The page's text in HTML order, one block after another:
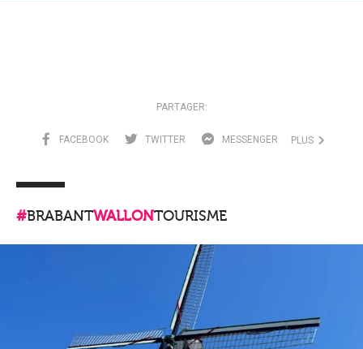
PARTAGER:
FACEBOOK TWITTER MESSENGER PLUS
#BRABANTWALLONTOURISME